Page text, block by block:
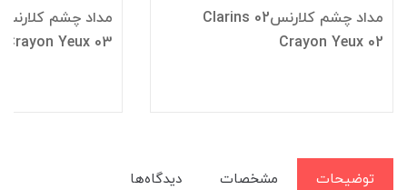
مداد چشم کلارنس02 Clarins
Crayon Yeux 02
Crayon Yeux 03
توضیحات مشخصات دیدگاه‌ها